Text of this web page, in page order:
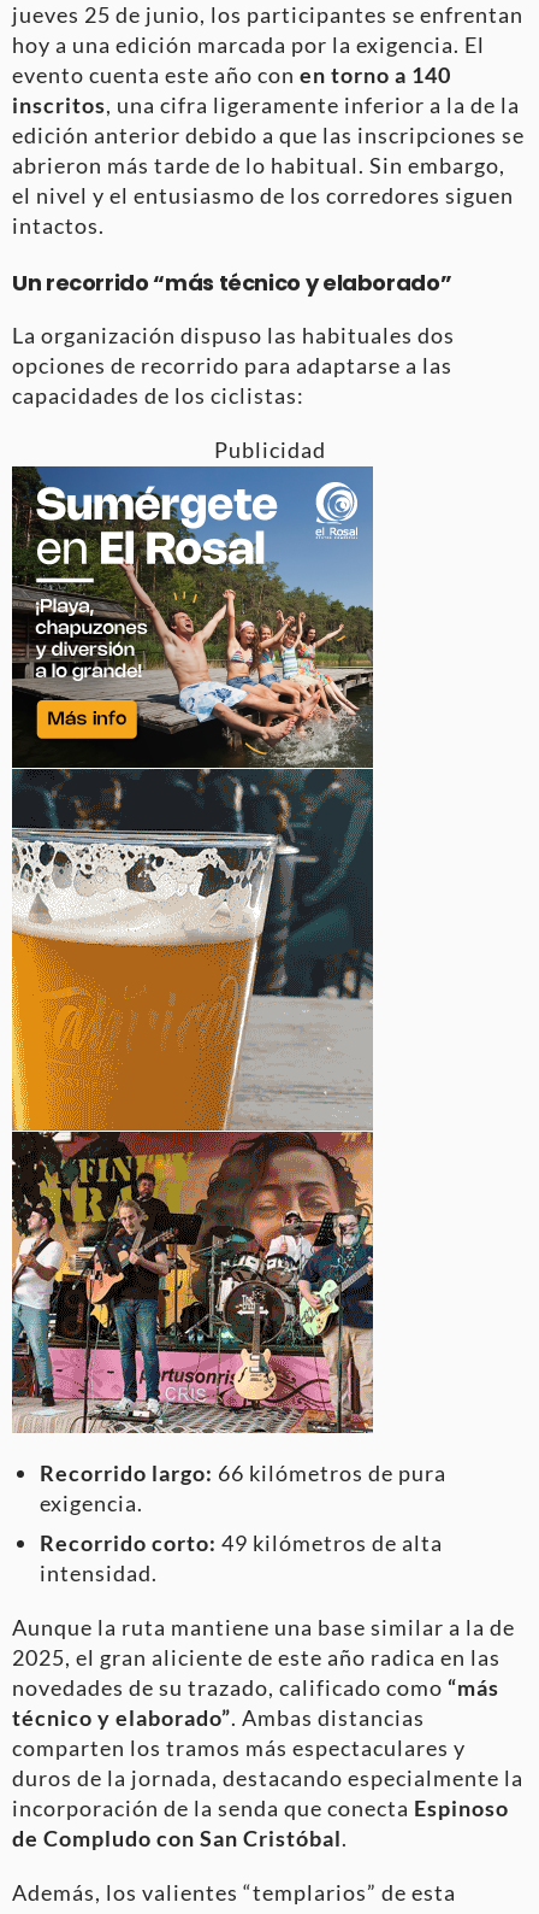
jueves 25 de junio, los participantes se enfrentan
hoy a una edición marcada por la exigencia. El
evento cuenta este año con en torno a 140
inscritos, una cifra ligeramente inferior a la de la
edición anterior debido a que las inscripciones se
abrieron más tarde de lo habitual. Sin embargo,
el nivel y el entusiasmo de los corredores siguen
intactos.
Un recorrido “más técnico y elaborado”
La organización dispuso las habituales dos
opciones de recorrido para adaptarse a las
capacidades de los ciclistas:
Publicidad
Recorrido largo: 66 kilómetros de pura
exigencia.
Recorrido corto: 49 kilómetros de alta
intensidad.
Aunque la ruta mantiene una base similar a la de
2025, el gran aliciente de este año radica en las
novedades de su trazado, calificado como “más
técnico y elaborado”. Ambas distancias
comparten los tramos más espectaculares y
duros de la jornada, destacando especialmente la
incorporación de la senda que conecta Espinoso
de Compludo con San Cristóbal.
Además, los valientes “templarios” de esta